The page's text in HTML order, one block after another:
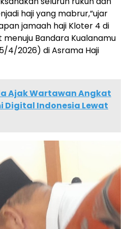
haji yang mabrur,”ujar
jamaah haji Kloter 4 di
Bandara Kualanamu
4/2026) di Asrama Haji
Ajak Wartawan Angkat
Digital Indonesia Lewat